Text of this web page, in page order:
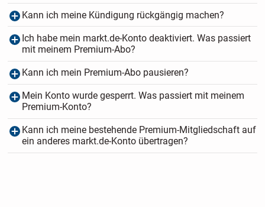
Kann ich meine Kündigung rückgängig machen?
Ich habe mein markt.de-Konto deaktiviert. Was passiert
mit meinem Premium-Abo?
Kann ich mein Premium-Abo pausieren?
Mein Konto wurde gesperrt. Was passiert mit meinem
Premium-Konto?
Kann ich meine bestehende Premium-Mitgliedschaft auf
ein anderes markt.de-Konto übertragen?